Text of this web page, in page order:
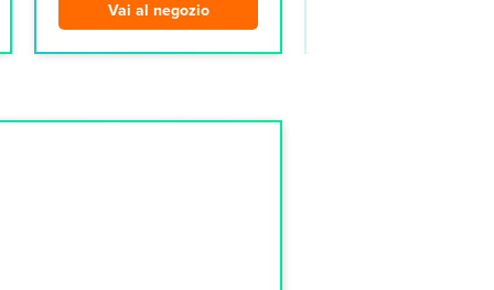
Vai al negozio